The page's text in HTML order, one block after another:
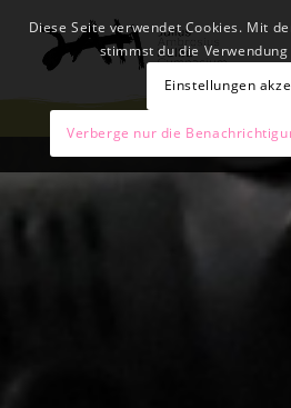
Diese Seite verwendet Cookies. Mit
stimmst du die
Einstellungen
Verberge nur die